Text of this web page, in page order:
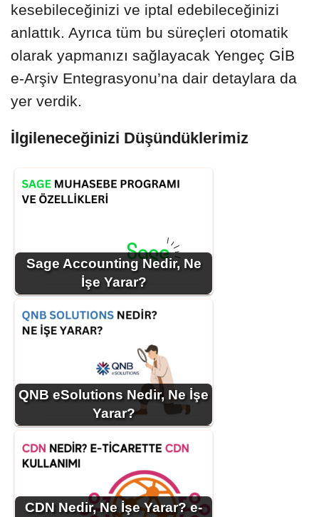
kesebileceğinizi ve iptal edebileceğinizi
anlattık. Ayrıca tüm bu süreçleri otomatik
olarak yapmanızı sağlayacak Yengeç GİB
e-Arşiv Entegrasyonu’na dair detaylara da
yer verdik.
İlgileneceğinizi Düşündüklerimiz
Sage Accounting Nedir, Ne
İşe Yarar?
QNB eSolutions Nedir, Ne İşe
Yarar?
CDN Nedir, Ne İşe Yarar? e-